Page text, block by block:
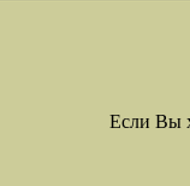
Если Вы